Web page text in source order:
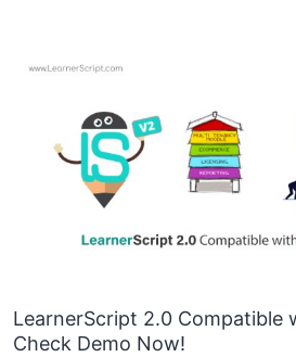
LearnerScript 2.0 Compatible
Check Demo Now!